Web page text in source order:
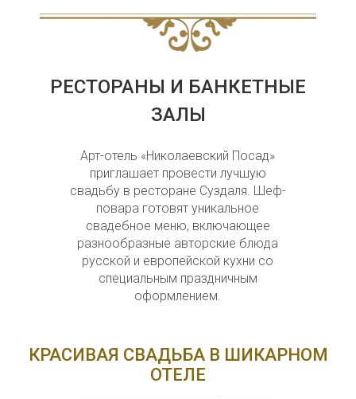
РЕСТОРАНЫ И БАНКЕТНЫЕ
ЗАЛЫ
Арт-отель «Николаевский Посад»
приглашает провести лучшую
свадьбу в ресторане Суздаля. Шеф-
повара готовят уникальное
свадебное меню, включающее
разнообразные авторские блюда
русской и европейской кухни со
специальным праздничным
оформлением.
КРАСИВАЯ СВАДЬБА В ШИКАРНОМ
ОТЕЛЕ